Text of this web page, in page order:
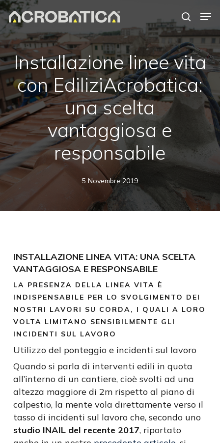
Skip
to
main
content
search
Installazione linee vita
con EdiliziAcrobatica:
una scelta
vantaggiosa e
responsabile
5 Novembre 2019
INSTALLAZIONE LINEA VITA: UNA SCELTA
VANTAGGIOSA E RESPONSABILE
LA PRESENZA DELLA LINEA VITA È
INDISPENSABILE PER LO SVOLGIMENTO DEI
NOSTRI LAVORI SU CORDA, I QUALI A LORO
VOLTA LIMITANO SENSIBILMENTE GLI
INCIDENTI SUL LAVORO
Utilizzo del ponteggio e incidenti sul lavoro
Quando si parla di interventi edili in quota
all’interno di un cantiere, cioè svolti ad una
altezza maggiore di 2m rispetto al piano di
calpestio, la mente vola direttamente verso il
tasso di incidenti sul lavoro che, secondo uno
studio INAIL del recente 2017, riportato
Close
Menu